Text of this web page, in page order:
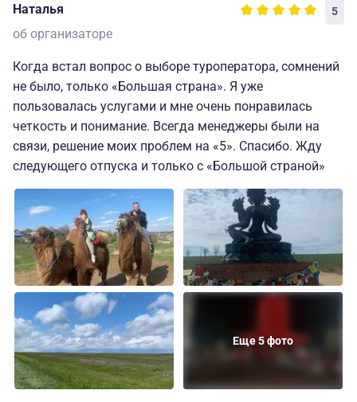
Наталья 5
об организаторе
Когда встал вопрос о выборе туроператора, сомнений
не было, только «Большая страна». Я уже
пользовалась услугами и мне очень понравилась
четкость и понимание. Всегда менеджеры были на
связи, решение моих проблем на «5». Спасибо. Жду
следующего отпуска и только с «Большой страной»
Еще 5 фото